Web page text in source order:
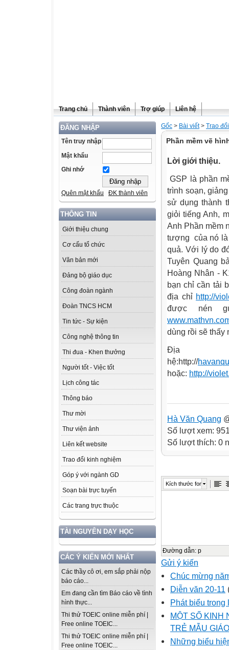
Trang chủ Thành viên Trợ giúp Liên hệ
ĐĂNG NHẬP
Tên truy nhập
Mật khẩu
Ghi nhớ
Quên mật khẩu ĐK thành viên
THÔNG TIN
Giới thiệu chung
Cơ cấu tổ chức
Văn bản mới
Đảng bộ giáo dục
Công đoàn ngành
Đoàn TNCS HCM
Tin tức - Sự kiện
Công nghệ thông tin
Thi đua - Khen thưởng
Người tốt - Việc tốt
Lịch công tác
Thông báo
Thư mời
Thư viện ảnh
Liên kết website
Trao đổi kinh nghiệm
Góp ý với ngành GD
Soạn bài trực tuyến
Các trang trực thuộc
TÀI NGUYÊN DẠY HỌC
CÁC Ý KIẾN MỚI NHẤT
Các thầy cô ơi, em sắp phải nộp
báo cáo...
Em đang cần tìm Báo cáo về tình
hình thực...
Thi thử TOEIC online miễn phí |
Free online TOEIC...
Thi thử TOEIC online miễn phí |
Free online TOEIC...
Gốc > Bài viết> Trao
Phần mềm vẽ
Lời giới thiệu.
GSP là phần
trình soạn,
sử dụng thành
giỏi tiếng Anh,
Anh Phần mềm
tượng của nó
quả. Với lý do
Tuyên Quang
Hoàng Nhân -
bạn chỉ cần tải
địa chỉ http://
được nén
dùng rồi sẽ thấy
hệ:http://
hoặc: http://
Hà Văn Quang
Số lượt xem:
Số lượt thích: 0
Kích thước font
Đường dẫn: p
Gửi ý kiến
Chúc mừng
Diễn văn 20-11
Phát biểu
MỘT SỐ KINH
TRẺ MẪU
Những biểu